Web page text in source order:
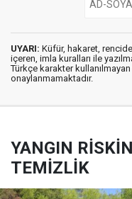
UYARI: Küfür, hakaret,
içeren, imla kuralları ile
Türkçe karakter
onaylanmamaktadır.
YANGIN
TEMİZLİK